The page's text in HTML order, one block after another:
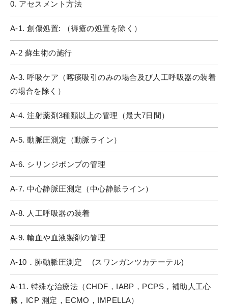
0. アセスメント方法
A-1. 創傷処置: （褥瘡の処置を除く）
A-2 蘇生術の施行
A-3. 呼吸ケア（喀痰吸引のみの場合及び人工呼吸器の装着
の場合を除く）
A-4. 注射薬剤3種類以上の管理（最大7日間）
A-5. 動脈圧測定（動脈ライン）
A-6. シリンジポンプの管理
A-7. 中心静脈圧測定（中心静脈ライン）
A-8. 人工呼吸器の装着
A-9. 輸血や血液製剤の管理
A-10．肺動脈圧測定 (スワンガンツカテーテル)
A-11. 特殊な治療法（CHDF，IABP，PCPS，補助人工心
臓，ICP 測定，ECMO，IMPELLA）